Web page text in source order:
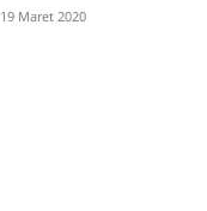
19 Maret 2020